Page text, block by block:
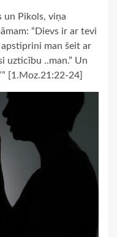
un Pikols, viņa
“Dievs ir ar tevi
man šeit ar
uzticību ..man.” Un
[1.Moz.21:22-24]